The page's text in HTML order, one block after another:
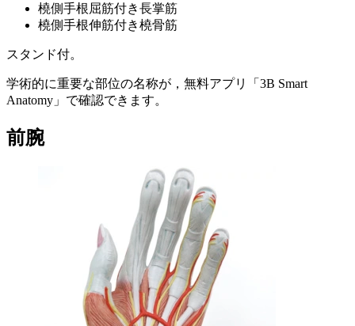
橈側手根屈筋付き長掌筋
橈側手根伸筋付き橈骨筋
スタンド付。
学術的に重要な部位の名称が，無料アプリ「3B Smart
Anatomy」で確認できます。
前腕